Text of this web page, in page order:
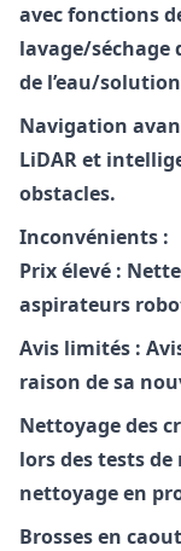
avec fonctions
lavage/séchage
de l’eau/
Navigation
LiDAR et
obstacles.
Inconvénients :
Prix élevé :
aspirateurs
Avis limités :
raison de sa
Nettoyage des
lors des tests de
nettoyage en
Brosses en